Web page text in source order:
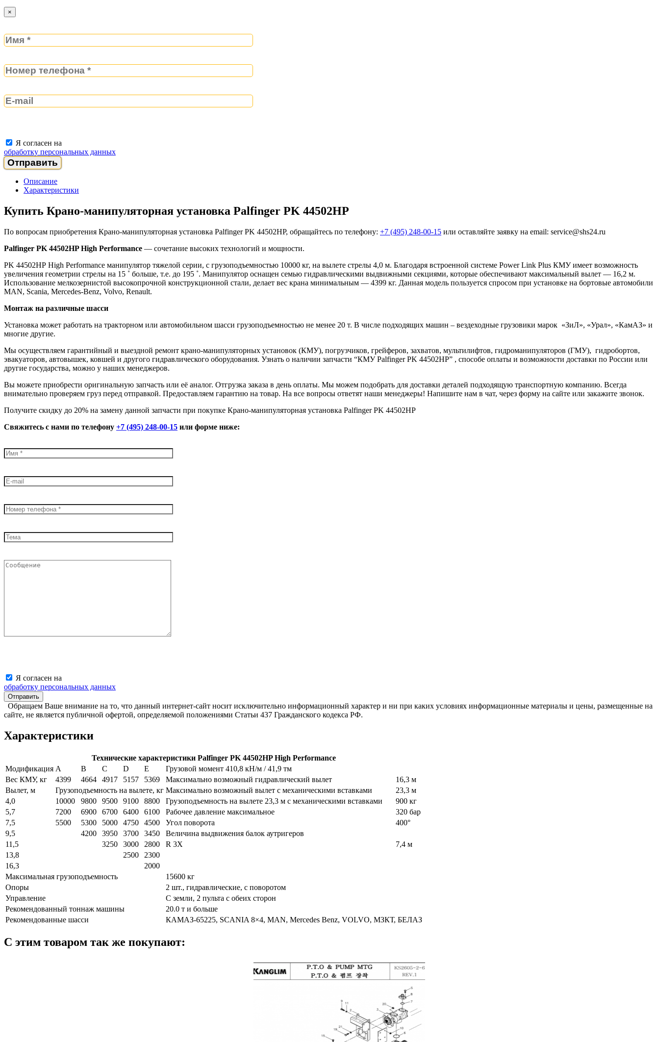
×
Я согласен на
обработку персональных данных
Описание
Характеристики
Купить Крано-манипуляторная установка Palfinger PK 44502НР
По вопросам приобретения Крано-манипуляторная установка Palfinger PK 44502НР, обращайтесь по телефону: +7 (495) 248-00-15 или оставляйте заявку на email: service@shs24.ru
Palfinger PK 44502HP High Performance — сочетание высоких технологий и мощности.
PK 44502НР High Performance манипулятор тяжелой серии, с грузоподъемностью 10000 кг, на вылете стрелы 4,0 м. Благодаря встроенной системе Power Link Plus КМУ имеет возможность
увеличения геометрии стрелы на 15 ˚ больше, т.е. до 195 ˚. Манипулятор оснащен семью гидравлическими выдвижными секциями, которые обеспечивают максимальный вылет — 16,2 м.
Использование мелкозернистой высокопрочной конструкционной стали, делает вес крана минимальным — 4399 кг. Данная модель пользуется спросом при установке на бортовые автомобили
MAN, Scania, Mercedes-Benz, Volvo, Renault.
Монтаж на различные шасси
Установка может работать на тракторном или автомобильном шасси грузоподъемностью не менее 20 т. В числе подходящих машин – вездеходные грузовики марок «ЗиЛ», «Урал», «КамАЗ» и
многие другие.
Мы осуществляем гарантийный и выездной ремонт крано-манипуляторных установок (КМУ), погрузчиков, грейферов, захватов, мультилифтов, гидроманипуляторов (ГМУ), гидробортов,
эвакуаторов, автовышек, ковшей и другого гидравлического оборудования. Узнать о наличии запчасти “КМУ Palfinger PK 44502НР” , способе оплаты и возможности доставки по России или
другие государства, можно у наших менеджеров.
Вы можете приобрести оригинальную запчасть или её аналог. Отгрузка заказа в день оплаты. Мы можем подобрать для доставки деталей подходящую транспортную компанию. Всегда
внимательно проверяем груз перед отправкой. Предоставляем гарантию на товар. На все вопросы ответят наши менеджеры! Напишите нам в чат, через форму на сайте или закажите звонок.
Получите скидку до 20% на замену данной запчасти при покупке Крано-манипуляторная установка Palfinger PK 44502НР
Свяжитесь с нами по телефону +7 (495) 248-00-15 или форме ниже:
Я согласен на
обработку персональных данных
Обращаем Ваше внимание на то, что данный интернет-сайт носит исключительно информационный характер и ни при каких условиях информационные материалы и цены, размещенные на
сайте, не является публичной офертой, определяемой положениями Статьи 437 Гражданского кодекса РФ.
Характеристики
Технические характеристики Palfinger PK 44502HP High Performance
Модификация А В С D Е
Грузовой момент 410,8 кН/м / 41,9 тм
Вес КМУ, кг
4399 4664 4917 5157 5369 Максимально возможный гидравлический вылет
16,3 м
Вылет, м
Грузоподъемность на вылете, кг Максимально возможный вылет с механическими вставками
23,3 м
4,0
10000 9800 9500 9100 8800 Грузоподъемность на вылете 23,3 м с механическими вставками
900 кг
5,7
7200 6900 6700 6400 6100 Рабочее давление максимальное
320 бар
7,5
5500 5300 5000 4750 4500 Угол поворота
400°
9,5
4200 3950 3700 3450
Величина выдвижения балок аутригеров
11,5
3250 3000 2800 R 3Х
7,4 м
13,8
2500
2300
16,3
2000
Максимальная грузоподъемность
15600 кг
Опоры
2 шт., гидравлические, с поворотом
Управление
С земли, 2 пульта с обеих сторон
Рекомендованный тоннаж машины
20.0 т и больше
Рекомендованные шасси
КАМАЗ-65225, SCANIA 8×4, MAN, Mercedes Benz, VOLVO, МЗКТ, БЕЛАЗ
С этим товаром так же покупают: